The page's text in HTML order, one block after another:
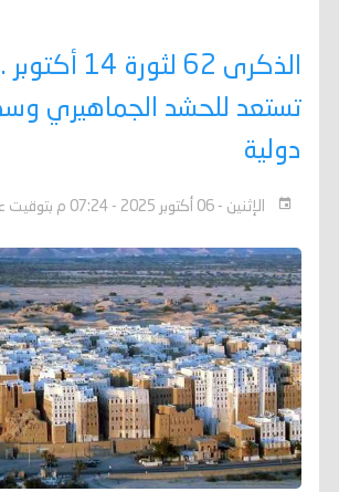
الذكرى 62 لثورة
تستعد للحشد الجماهيري
دولية
الإثنين - 06 أكتوبر 2025 - 07:24 م بتوقيت عدن